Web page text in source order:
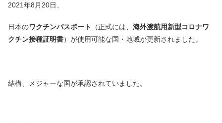
2021年8月20日、
日本のワクチンパスポート （正式には、 海外渡航用新型コロナワ
クチン接種証明書）が使用可能な国・地域が更新されました。
結構、メジャーな国が承認されていました。